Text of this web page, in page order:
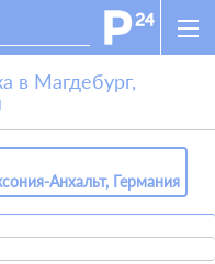
в Магдебург,
Анхальт, Германия